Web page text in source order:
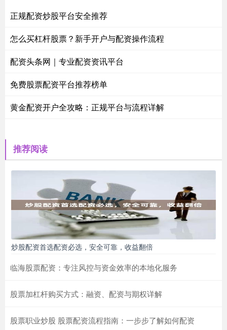
正规配资炒股平台安全推荐
怎么买杠杆股票？新手开户与配资操作流程
配资头条网｜专业配资资讯平台
免费股票配资平台推荐榜单
黄金配资开户全攻略：正规平台与流程详解
推荐阅读
炒股配资首选配资必选，安全可靠，收益翻倍
临海股票配资：专注风控与资金效率的本地化服务
股票加杠杆购买方式：融资、配资与期权详解
股票职业炒股 股票配资流程指南：一步步了解如何配资